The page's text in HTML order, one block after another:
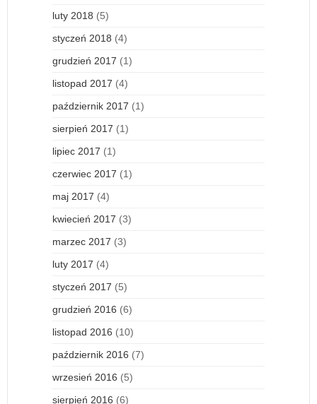
luty 2018 (5)
styczeń 2018 (4)
grudzień 2017 (1)
listopad 2017 (4)
październik 2017 (1)
sierpień 2017 (1)
lipiec 2017 (1)
czerwiec 2017 (1)
maj 2017 (4)
kwiecień 2017 (3)
marzec 2017 (3)
luty 2017 (4)
styczeń 2017 (5)
grudzień 2016 (6)
listopad 2016 (10)
październik 2016 (7)
wrzesień 2016 (5)
sierpień 2016 (6)